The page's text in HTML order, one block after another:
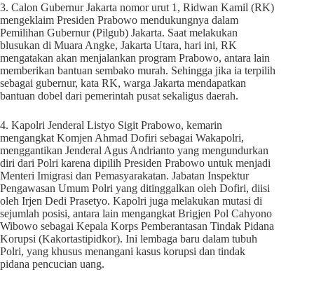
3. Calon Gubernur Jakarta nomor urut 1, Ridwan Kamil (RK)
mengeklaim Presiden Prabowo mendukungnya dalam
Pemilihan Gubernur (Pilgub) Jakarta. Saat melakukan
blusukan di Muara Angke, Jakarta Utara, hari ini, RK
mengatakan akan menjalankan program Prabowo, antara lain
memberikan bantuan sembako murah. Sehingga jika ia terpilih
sebagai gubernur, kata RK, warga Jakarta mendapatkan
bantuan dobel dari pemerintah pusat sekaligus daerah.
4. Kapolri Jenderal Listyo Sigit Prabowo, kemarin
mengangkat Komjen Ahmad Dofiri sebagai Wakapolri,
menggantikan Jenderal Agus Andrianto yang mengundurkan
diri dari Polri karena dipilih Presiden Prabowo untuk menjadi
Menteri Imigrasi dan Pemasyarakatan. Jabatan Inspektur
Pengawasan Umum Polri yang ditinggalkan oleh Dofiri, diisi
oleh Irjen Dedi Prasetyo. Kapolri juga melakukan mutasi di
sejumlah posisi, antara lain mengangkat Brigjen Pol Cahyono
Wibowo sebagai Kepala Korps Pemberantasan Tindak Pidana
Korupsi (Kakortastipidkor). Ini lembaga baru dalam tubuh
Polri, yang khusus menangani kasus korupsi dan tindak
pidana pencucian uang.